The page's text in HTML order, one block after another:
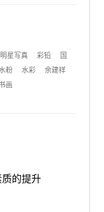
明星写真 彩铅
国
粉 水彩
余建祥
画
的提升